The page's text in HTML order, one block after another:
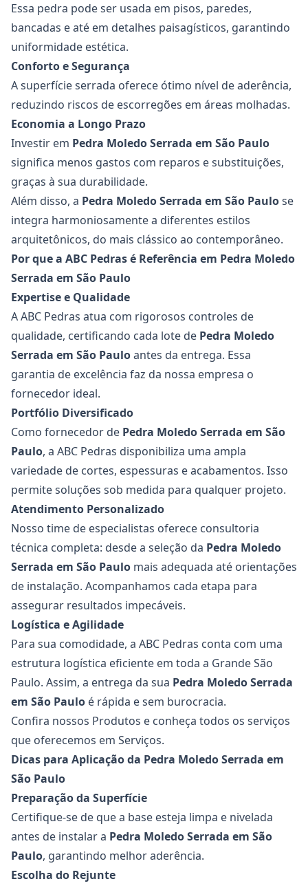
Essa pedra pode ser usada em pisos, paredes,
bancadas e até em detalhes paisagísticos, garantindo
uniformidade estética.
Conforto e Segurança
A superfície serrada oferece ótimo nível de aderência,
reduzindo riscos de escorregões em áreas molhadas.
Economia a Longo Prazo
Investir em Pedra Moledo Serrada em São Paulo
significa menos gastos com reparos e substituições,
graças à sua durabilidade.
Além disso, a Pedra Moledo Serrada em São Paulose
integra harmoniosamente a diferentes estilos
arquitetônicos, do mais clássico ao contemporâneo.
Por que a ABC Pedras é Referência em Pedra Moledo
Serrada em São Paulo
Expertise e Qualidade
A ABC Pedras atua com rigorosos controles de
qualidade, certificando cada lote de Pedra Moledo
Serrada em São Pauloantes da entrega. Essa
garantia de excelência faz da nossa empresa o
fornecedor ideal.
Portfólio Diversificado
Como fornecedor de Pedra Moledo Serrada em São
Paulo, a ABC Pedras disponibiliza uma ampla
variedade de cortes, espessuras e acabamentos. Isso
permite soluções sob medida para qualquer projeto.
Atendimento Personalizado
Nosso time de especialistas oferece consultoria
técnica completa: desde a seleção da Pedra Moledo
Serrada em São Paulo mais adequada até orientações
de instalação. Acompanhamos cada etapa para
assegurar resultados impecáveis.
Logística e Agilidade
Para sua comodidade, a ABC Pedras conta com uma
estrutura logística eficiente em toda a Grande São
Paulo. Assim, a entrega da sua Pedra Moledo Serrada
em São Paulo é rápida e sem burocracia.
Confira nossos Produtos e conheça todos os serviços
que oferecemos em Serviços.
Dicas para Aplicação da Pedra Moledo Serrada em
São Paulo
Preparação da Superfície
Certifique-se de que a base esteja limpa e nivelada
antes de instalar a Pedra Moledo Serrada em São
Paulo, garantindo melhor aderência.
Escolha do Rejunte